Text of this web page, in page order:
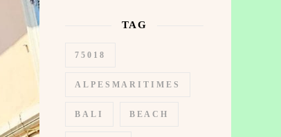
TAG
75018
ALPESMARITIMES
BALI BEACH